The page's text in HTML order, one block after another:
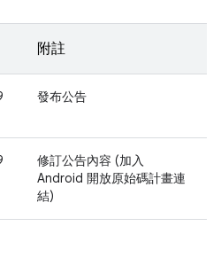
附註
發布公告
修訂公告內容 (加入
Android 開放原始碼計畫連
結)